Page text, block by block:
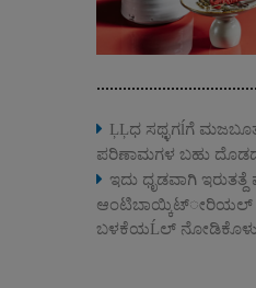
ĻĻಧ ಸಥ್ಳಗĺಗೆ
ಪರಿಣಾಮಗಳ ಬಹು
ಇದು ಧೃಡವಾಗಿ
ಆಂಟಿಬಾಯ್ಕಿಟ್ೕರಿಯಲ್
ಬಳಕೆಯĹಲ್